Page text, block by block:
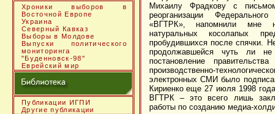
Хроники выборов в
Восточной Европе
Украина
Северный Кавказ
Выборы в Молдове
Выпуски политического
мониторинга
"Буденновск-98"
Еврейский мир
Публикации ИГПИ
Другие публикации
Михаилу Фрадкову с
реорганизации
«ВГТРК», напомнили мне
натуральных косолапых
пробудившихся после спячки.
продолжавшейся чуть ли
постановление
производственно-
электронных СМИ было
Кириенко еще 27 июля 1998
ВГТРК – это всего лишь
работы по созданию медиа-